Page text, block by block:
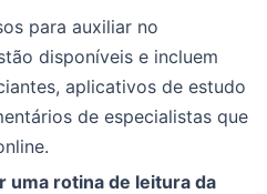
para auxiliar no
disponíveis e incluem
aplicativos de estudo
de especialistas que
uma rotina de leitura da